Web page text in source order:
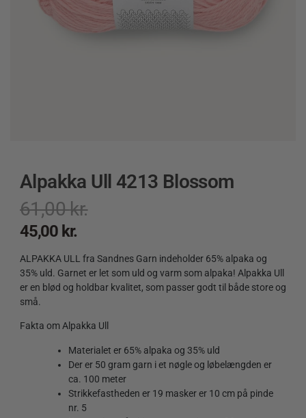
Alpakka Ull 4213 Blossom
61,00kr.
45,00 kr.
ALPAKKA ULL fra Sandnes Garn indeholder 65% alpaka og
35% uld. Garnet er let som uld og varm som alpaka! Alpakka Ull
er en blød og holdbar kvalitet, som passer godt til både store og
små.
Fakta om Alpakka Ull
Materialet er 65% alpaka og 35% uld
Der er 50 gram garn i et nøgle og løbelængden er
ca. 100 meter
Strikkefastheden er 19 masker er 10 cm på pinde
nr. 5